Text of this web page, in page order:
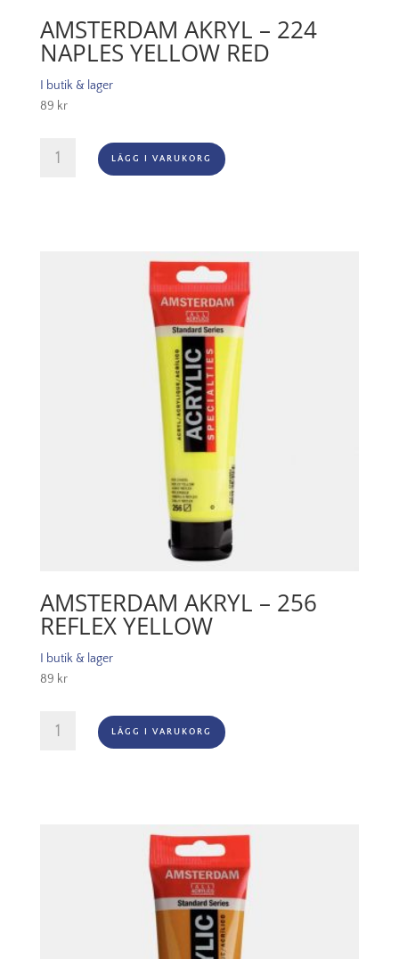
AMSTERDAM AKRYL – 224
NAPLES YELLOW RED
I butik & lager
89 kr
Amsterdam
Akryl
LÄGG I VARUKORG
AMSTERDAM AKRYL – 256
REFLEX YELLOW
I butik & lager
89 kr
Amsterdam
Akryl
LÄGG I VARUKORG